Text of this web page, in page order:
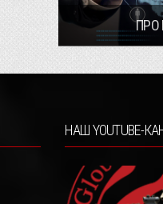
ПРО
НАШ YOUTUBE-